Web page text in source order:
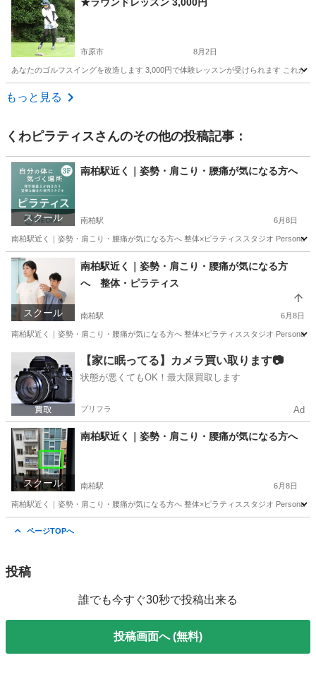
市原市 8月2日
あなたのゴルフスイングを改造します 3,000円で体験レッスンが受けられます これか
千葉 市原市
もっと見る
くわピラティスさんのその他の投稿記事：
スクール
南柏駅近く｜姿勢・肩こり・腰痛が気になる方へ
南柏駅 6月8日
南柏駅近く｜姿勢・肩こり・腰痛が気になる方へ 整体×ピラティススタジオ
千葉 柏市 南柏駅 ヨガ 姿勢
スクール
南柏駅近く｜姿勢・肩こり・腰痛が気になる方
へ 整体・ピラティス
南柏駅 6月8日
南柏駅近く｜姿勢・肩こり・腰痛が気になる方へ 整体×ピラティススタジオ
柏市 南柏駅 整体 レッスン生
【家に眠ってる】カメラ買い取ります📷
状態が悪くてもOK！最大限買取します
プリフラ Ad
スクール
南柏駅近く｜姿勢・肩こり・腰痛が気になる方へ
南柏駅 6月8日
南柏駅近く｜姿勢・肩こり・腰痛が気になる方へ 整体×ピラティススタジオ
ページTOPへ
投稿
誰でも今すぐ30秒で投稿出来る
投稿画面へ (無料)